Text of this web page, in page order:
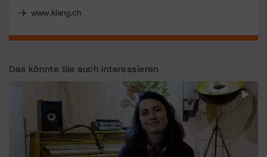
www.klang.ch
Das könnte Sie auch interessieren